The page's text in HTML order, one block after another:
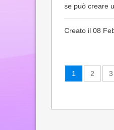
se può creare
Creato il 08
1 2 3